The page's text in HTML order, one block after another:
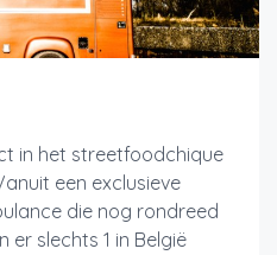
in het streetfoodchique
een exclusieve
die nog rondreed
er slechts 1 in België